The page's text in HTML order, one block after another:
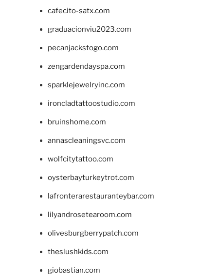
cafecito-satx.com
graduacionviu2023.com
pecanjackstogo.com
zengardendayspa.com
sparklejewelryinc.com
ironcladtattoostudio.com
bruinshome.com
annascleaningsvc.com
wolfcitytattoo.com
oysterbayturkeytrot.com
lafronterarestauranteybar.com
lilyandrosetearoom.com
olivesburgberrypatch.com
theslushkids.com
giobastian.com